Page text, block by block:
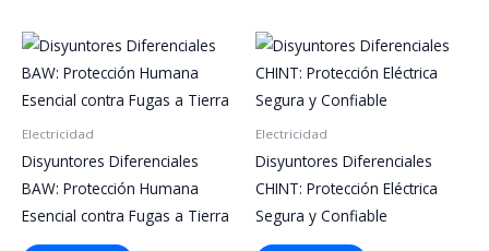
Electricidad
Disyuntores Diferenciales
BAW: Protección Humana
Esencial contra Fugas a Tierra
Electricidad
Disyuntores Diferenciales
CHINT: Protección Eléctrica
Segura y Confiable